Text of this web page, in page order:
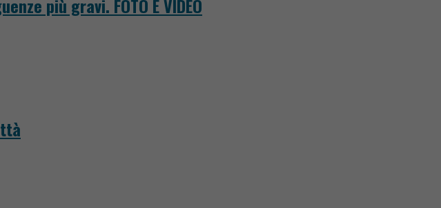
più gravi. FOTO E VIDEO